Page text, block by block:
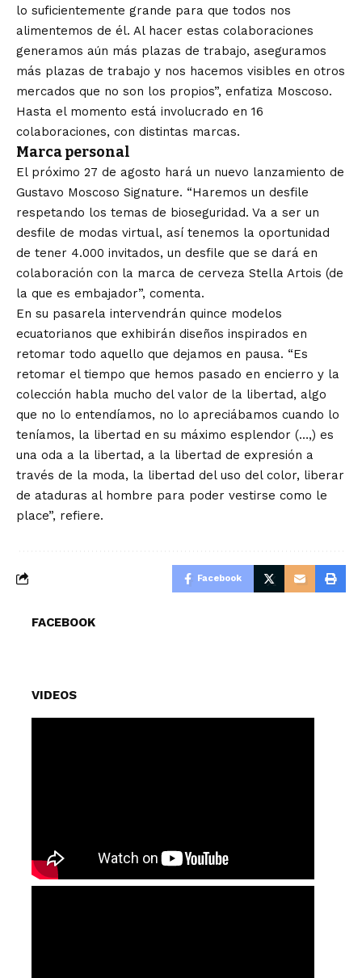
lo suficientemente grande para que todos nos
alimentemos de él. Al hacer estas colaboraciones
generamos aún más plazas de trabajo, aseguramos
más plazas de trabajo y nos hacemos visibles en otros
mercados que no son los propios”, enfatiza Moscoso.
Hasta el momento está involucrado en 16
colaboraciones, con distintas marcas.
Marca personal
El próximo 27 de agosto hará un nuevo lanzamiento de
Gustavo Moscoso Signature. “Haremos un desfile
respetando los temas de bioseguridad. Va a ser un
desfile de modas virtual, así tenemos la oportunidad
de tener 4.000 invitados, un desfile que se dará en
colaboración con la marca de cerveza Stella Artois (de
la que es embajador”, comenta.
En su pasarela intervendrán quince modelos
ecuatorianos que exhibirán diseños inspirados en
retomar todo aquello que dejamos en pausa. “Es
retomar el tiempo que hemos pasado en encierro y la
colección habla mucho del valor de la libertad, algo
que no lo entendíamos, no lo apreciábamos cuando lo
teníamos, la libertad en su máximo esplendor (…,) es
una oda a la libertad, a la libertad de expresión a
través de la moda, la libertad del uso del color, liberar
de ataduras al hombre para poder vestirse como le
place”, refiere.
Facebook
FACEBOOK
VIDEOS